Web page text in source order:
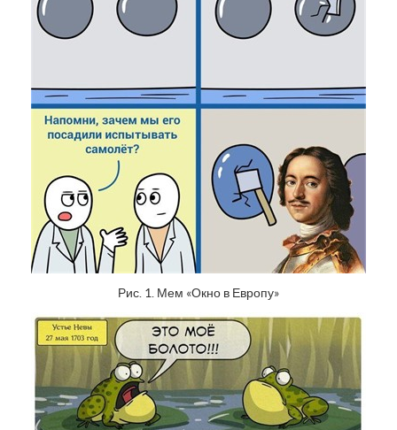
Рис. 1. Мем «Окно в Европу»